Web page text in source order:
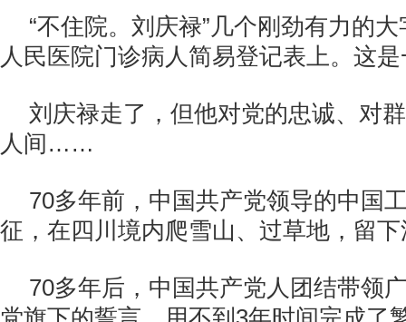
“不住院。刘庆禄”几个刚劲有力的
人民医院门诊病人简易登记表上。这是
刘庆禄走了，但他对党的忠诚、对
人间……
70多年前，中国共产党领导的中国
征，在四川境内爬雪山、过草地，留
70多年后，中国共产党人团结带领